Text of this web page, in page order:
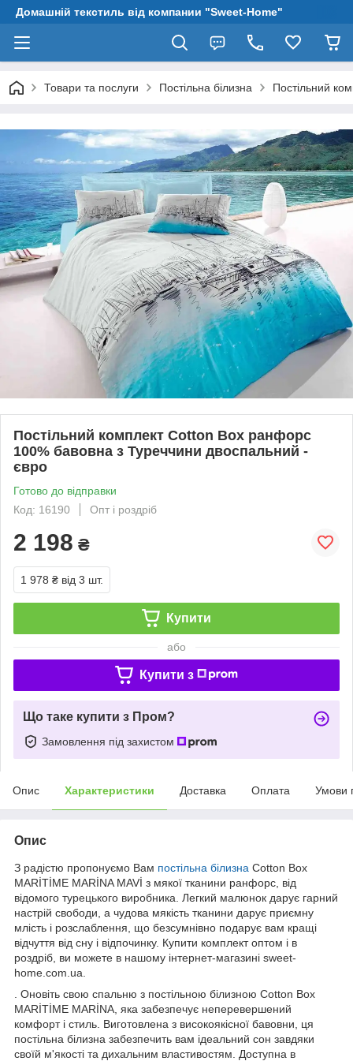
Домашній текстиль від компании "Sweet-Home"
Товари та послуги Постільна білизна Постільний
Постільний комплект Cotton Box ранфорс
100% бавовна з Туреччини двоспальний -
євро
Готово до відправки
Код: 16190
Опт і роздріб
2 198 ₴
1 978 ₴ від 3 шт.
Купити
або
Купити з
Що таке купити з Пром?
Замовлення під захистом
Опис Характеристики Доставка Оплата Умови
Опис
З радістю пропонуємо Вам постільна білизна Cotton Box
MARİTİME MARİNA MAVİ з мякої тканини ранфорс, від
відомого турецького виробника. Легкий малюнок дарує гарний
настрій свободи, а чудова мякість тканини дарує приємну
млість і розслаблення, що безсумнівно подарує вам кращі
відчуття від сну і відпочинку. Купити комплект оптом і в
роздріб, ви можете в нашому інтернет-магазині sweet-
home.com.ua.
. Оновіть свою спальню з постільною білизною Cotton Box
MARİTİME MARİNA, яка забезпечує неперевершений
комфорт і стиль. Виготовлена з високоякісної бавовни, ця
постільна білизна забезпечить вам ідеальний сон завдяки
своїй м'якості та дихальним властивостям. Доступна в